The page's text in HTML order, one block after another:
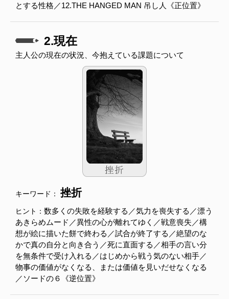
とする性格／12.THE HANGED MAN 吊し人《正位置》
2.現在
主人公の現在の状況、今抱えている課題について
キーワード： 挫折
ヒント： 数多くの失敗を経験する／気力を喪失する／漂う
あきらめムード／異性の心が離れてゆく／戦意喪失／構
想が絵に描いた餅で終わる／試合が終了する／絶望のな
かで真の自分と向き合う／死に直面する／相手の言い分
を無条件で受け入れる／はじめから戦う気のない相手／
物事の価値がなくなる、または価値を見いだせなくなる
／ソードの６《逆位置》